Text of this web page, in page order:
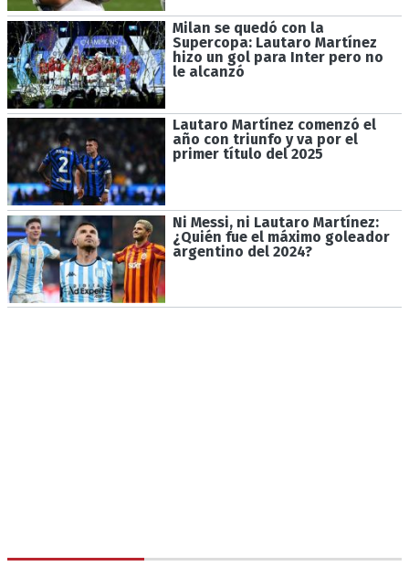
Milan se quedó con la
Supercopa: Lautaro Martínez
hizo un gol para Inter pero no
le alcanzó
Lautaro Martínez comenzó el
año con triunfo y va por el
primer título del 2025
Ni Messi, ni Lautaro Martínez:
¿Quién fue el máximo goleador
argentino del 2024?